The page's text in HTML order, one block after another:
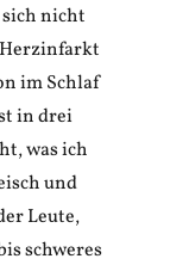
nicht
im Schlaf
in drei
was ich
und
Leute,
schweres